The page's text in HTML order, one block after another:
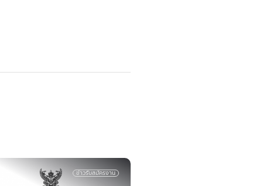
ข่าวรับสมัครงาน รับสมัครงาน